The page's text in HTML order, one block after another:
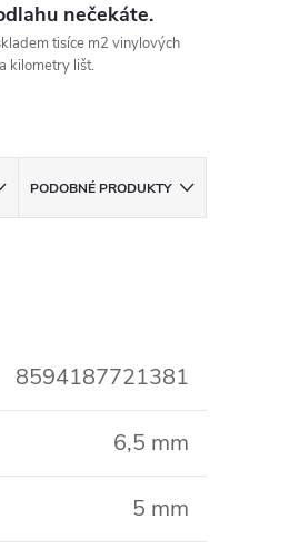
nečekáte.
tisíce m2 vinylových
kilometry lišt.
PODOBNÉ PRODUKTY
8594187721381
6,5 mm
5 mm